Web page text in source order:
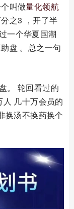
叫做量化领航
之3 ，开了半
一个华夏国潮
盘 。总之一句
。 轮回看过的
几十万会员的
换汤不换药换个